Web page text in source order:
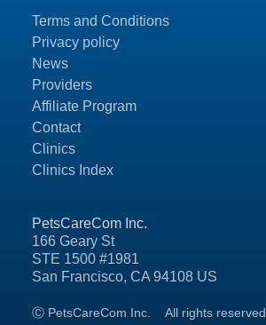
PetsCareCom Inc.
166 Geary St
STE 1500 #1981
San Francisco, CA 94108 US
Ⓒ PetsCareCom Inc. All rights reserved
Terms and Conditions
Privacy policy
News
Providers
Affiliate Program
Contact
Clinics
Clinics Index